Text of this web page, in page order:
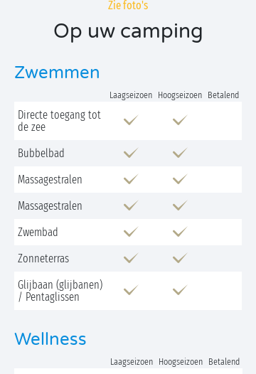
Zie foto's
Op uw camping
Zwemmen
Laagseizoen Hoogseizoen Betalend
Directe toegang tot
de zee
Bubbelbad
Massagestralen
Massagestralen
Zwembad
Zonneterras
Glijbaan (glijbanen)
/ Pentaglissen
Wellness
Laagseizoen Hoogseizoen Betalend